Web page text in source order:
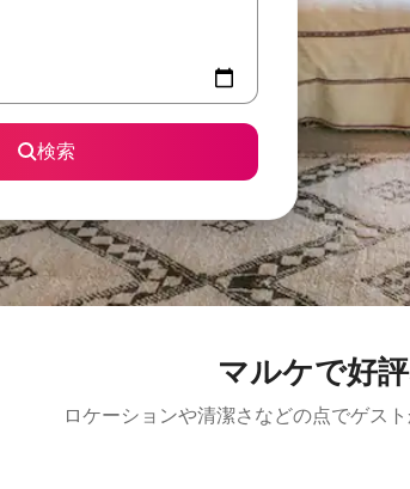
検索
マルケで好
ロケーションや清潔さなどの点でゲス